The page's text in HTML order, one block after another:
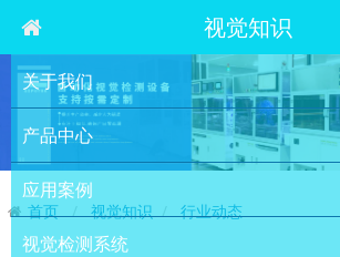
视觉知识
关于我们
产品中心
应用案例
视觉检测系统
首页 视觉知识 行业动态